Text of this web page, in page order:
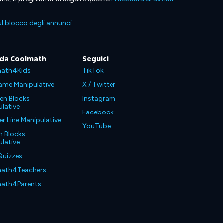
blocco degli annunci
Coolmath
Manipulative
Blocks
Line Manipulative
Blocks
Seguici
TikTok
X / Twitter
Instagram
Facebook
YouTube